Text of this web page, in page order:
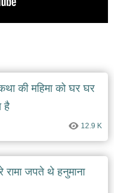
की महिमा को घर घर
है
12.9 K
रामा जपते थे हनुमाना